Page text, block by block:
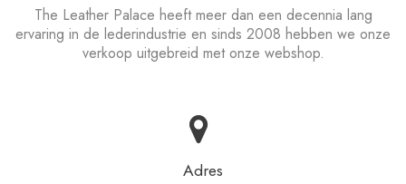
The Leather Palace heeft meer dan een decennia lang
ervaring in de lederindustrie en sinds 2008 hebben we onze
verkoop uitgebreid met onze webshop.
Adres